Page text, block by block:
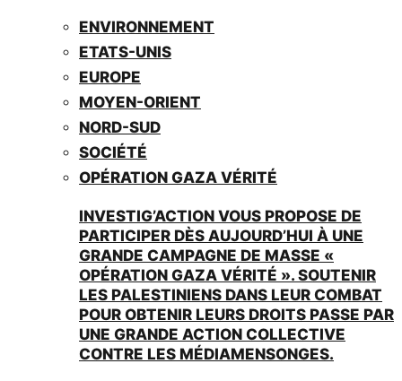
ENVIRONNEMENT
ETATS-UNIS
EUROPE
MOYEN-ORIENT
NORD-SUD
SOCIÉTÉ
OPÉRATION GAZA VÉRITÉ
INVESTIG’ACTION VOUS PROPOSE DE
PARTICIPER DÈS AUJOURD’HUI À UNE
GRANDE CAMPAGNE DE MASSE «
OPÉRATION GAZA VÉRITÉ ». SOUTENIR
LES PALESTINIENS DANS LEUR COMBAT
POUR OBTENIR LEURS DROITS PASSE PAR
UNE GRANDE ACTION COLLECTIVE
CONTRE LES MÉDIAMENSONGES.